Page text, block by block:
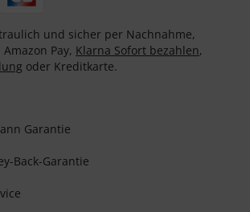
und sicher per Nachnahme,
Amazon Pay, Klarna Sofort bezahlen,
oder Kreditkarte.
Garantie
Back-Garantie